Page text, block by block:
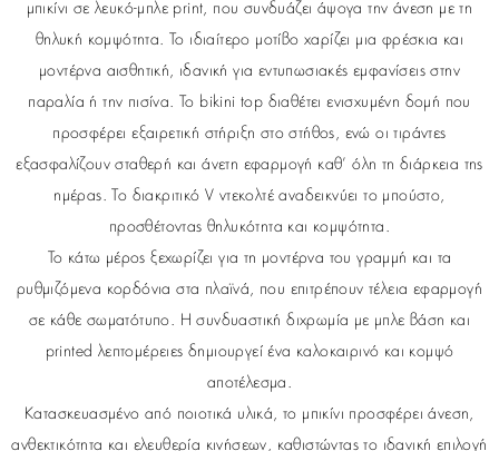
μπικίνι σε λευκό-μπλε print, που συνδυάζει άψογα την άνεση με τη
θηλυκή κομψότητα. Το ιδιαίτερο μοτίβο χαρίζει μια φρέσκια και
μοντέρνα αισθητική, ιδανική για εντυπωσιακές εμφανίσεις στην
παραλία ή την πισίνα. Το bikini top διαθέτει ενισχυμένη δομή που
προσφέρει εξαιρετική στήριξη στο στήθος, ενώ οι τιράντες
εξασφαλίζουν σταθερή και άνετη εφαρμογή καθ’ όλη τη διάρκεια της
ημέρας. Το διακριτικό V ντεκολτέ αναδεικνύει το μπούστο,
προσθέτοντας θηλυκότητα και κομψότητα.
Το κάτω μέρος ξεχωρίζει για τη μοντέρνα του γραμμή και τα
ρυθμιζόμενα κορδόνια στα πλαϊνά, που επιτρέπουν τέλεια εφαρμογή
σε κάθε σωματότυπο. Η συνδυαστική διχρωμία με μπλε βάση και
printed λεπτομέρειες δημιουργεί ένα καλοκαιρινό και κομψό
αποτέλεσμα.
Κατασκευασμένο από ποιοτικά υλικά, το μπικίνι προσφέρει άνεση,
ανθεκτικότητα και ελευθερία κινήσεων, καθιστώντας το ιδανική επιλογή